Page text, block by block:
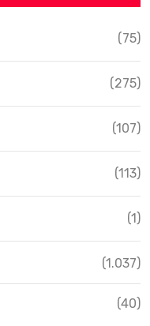
(75)
(275)
(107)
(113)
(1)
(1.037)
(40)